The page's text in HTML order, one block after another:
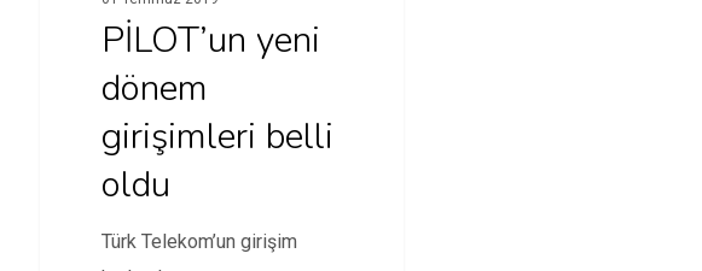
PİLOT’un yeni
dönem
girişimleri belli
oldu
Türk Telekom’un girişim